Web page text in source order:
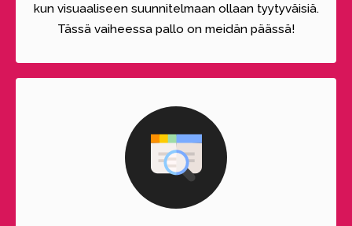
kun visuaaliseen suunnitelmaan ollaan tyytyväisiä.
Tässä vaiheessa pallo on meidän päässä!